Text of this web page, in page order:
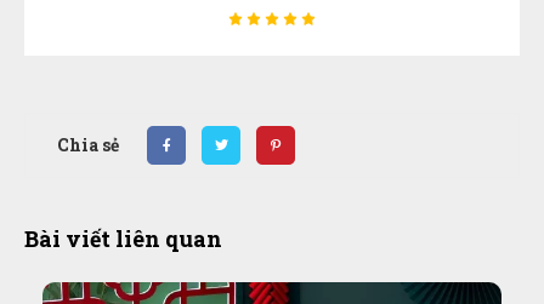
Chia sẻ
Bài viết liên quan